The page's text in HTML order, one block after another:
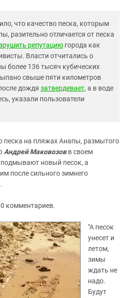
что качество песка, которым
разительно отличается от песка
репутацию города как
Власти отчитались о
более 136 тысяч кубических
свыше пяти километров
дождя затвердевает, а в воде
указали пользователи
песка на пляжах Анапы, размытого
Андрей Маковозовв своем
новый песок, а
после сильного зимнего
комментариев.
"А песок
унесет и
летом,
зимы
ждать не
надо.
Будут